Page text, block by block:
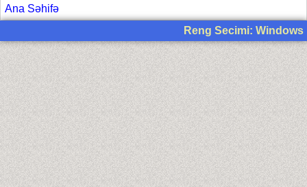
Ana Səhifə
Reng Secimi: Windows